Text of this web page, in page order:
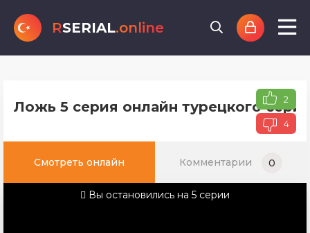
RSERIAL.online
Ложь 5 серия онлайн турецкого 2
4
Смотреть онлайн Комментарии 0
Вы остановились на 5 серии